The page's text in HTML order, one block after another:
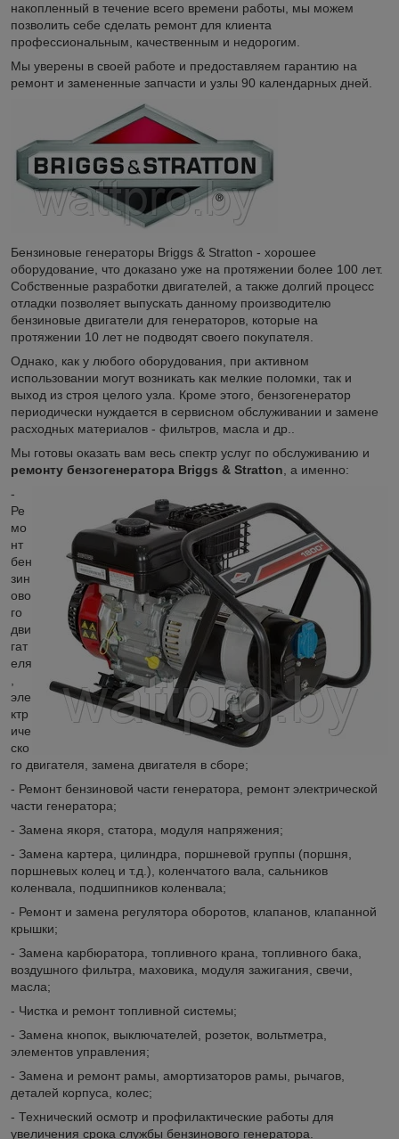
накопленный в течение всего времени работы, мы можем
позволить себе сделать ремонт для клиента
профессиональным, качественным и недорогим.
Мы уверены в своей работе и предоставляем гарантию на
ремонт и замененные запчасти и узлы 90 календарных дней.
Бензиновые генераторы Briggs & Stratton - хорошее
оборудование, что доказано уже на протяжении более 100 лет.
Собственные разработки двигателей, а также долгий процесс
отладки позволяет выпускать данному производителю
бензиновые двигатели для генераторов, которые на
протяжении 10 лет не подводят своего покупателя.
Однако, как у любого оборудования, при активном
использовании могут возникать как мелкие поломки, так и
выход из строя целого узла. Кроме этого, бензогенератор
периодически нуждается в сервисном обслуживании и замене
расходных материалов - фильтров, масла и др..
Мы готовы оказать вам весь спектр услуг по обслуживанию и
ремонту бензогенератора Briggs & Stratton, а именно:
-
Ре
мо
нт
бен
зин
ово
го
дви
гат
еля
,
эле
ктр
иче
ско
го двигателя, замена двигателя в сборе;
- Ремонт бензиновой части генератора, ремонт электрической
части генератора;
- Замена якоря, статора, модуля напряжения;
- Замена картера, цилиндра, поршневой группы (поршня,
поршневых колец и т.д.), коленчатого вала, сальников
коленвала, подшипников коленвала;
- Ремонт и замена регулятора оборотов, клапанов, клапанной
крышки;
- Замена карбюратора, топливного крана, топливного бака,
воздушного фильтра, маховика, модуля зажигания, свечи,
масла;
- Чистка и ремонт топливной системы;
- Замена кнопок, выключателей, розеток, вольтметра,
элементов управления;
- Замена и ремонт рамы, амортизаторов рамы, рычагов,
деталей корпуса, колес;
- Технический осмотр и профилактические работы для
увеличения срока службы бензинового генератора.